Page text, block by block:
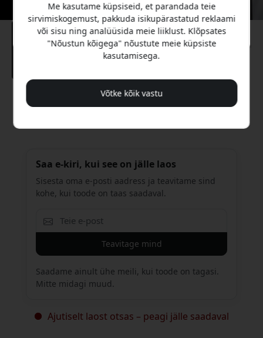
Soovitatav hind
Saa e-kiri, kui see on jälle laos
Sisesta oma e-posti aadress ja teavitame sind
kohe, kui toode on taas saadaval.
Teavitage mind
Saadame ainult ühe meili, kui toode on tagasi.
Mitte midagi muud.
Ajutiselt laost otsas – peagi jälle saadaval
Me kasutame küpsiseid, et parandada teie
sirvimiskogemust, pakkuda isikupärastatud reklaami
või sisu ning analüüsida meie liiklust. Klõpsates
"Nõustun kõigega" nõustute meie küpsiste
kasutamisega.
Võtke kõik vastu
Ei, ma eelistaksin täishinda maksta.